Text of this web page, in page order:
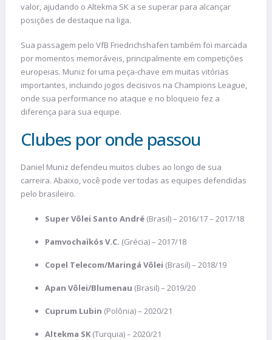
valor, ajudando o Altekma SK a se superar para alcançar
posições de destaque na liga.
Sua passagem pelo VfB Friedrichshafen também foi marcada
por momentos memoráveis, principalmente em competições
europeias. Muniz foi uma peça-chave em muitas vitórias
importantes, incluindo jogos decisivos na Champions League,
onde sua performance no ataque e no bloqueio fez a
diferença para sua equipe.
Clubes por onde passou
Daniel Muniz defendeu muitos clubes ao longo de sua
carreira. Abaixo, você pode ver todas as equipes defendidas
pelo brasileiro.
Super Vôlei Santo André (Brasil) – 2016/17 – 2017/18
Pamvochaïkós V.C. (Grécia) – 2017/18
Copel Telecom/Maringá Vôlei (Brasil) – 2018/19
Apan Vôlei/Blumenau (Brasil) – 2019/20
Cuprum Lubin (Polônia) – 2020/21
Altekma SK (Turquia) – 2020/21